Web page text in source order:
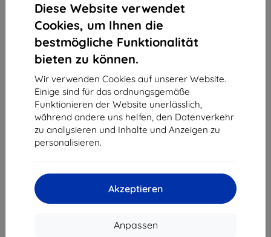
Diese Website verwendet
Cookies, um Ihnen die
bestmögliche Funktionalität
bieten zu können.
Wir verwenden Cookies auf unserer Website.
Einige sind für das ordnungsgemäße
Funktionieren der Website unerlässlich,
während andere uns helfen, den Datenverkehr
zu analysieren und Inhalte und Anzeigen zu
personalisieren.
Akzeptieren
Anpassen
Shield-Sk s.r.o.